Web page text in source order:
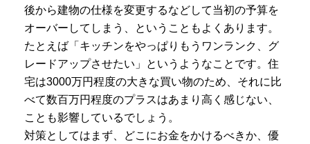
後から建物の仕様を変更するなどして当初の予算を
オーバーしてしまう、ということもよくあります。
たとえば「キッチンをやっぱりもうワンランク、グ
レードアップさせたい」というようなことです。住
宅は3000万円程度の大きな買い物のため、それに比
べて数百万円程度のプラスはあまり高く感じない、
ことも影響しているでしょう。
対策としてはまず、
どこにお金をかけるべきか、優